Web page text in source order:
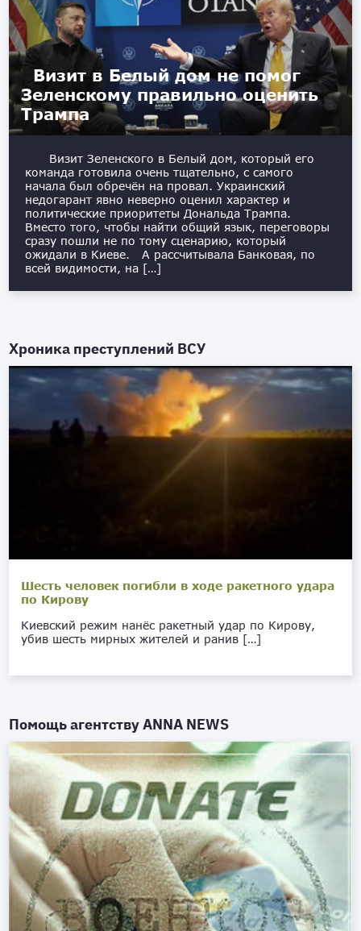
Визит в Белый дом не помог
Зеленскому правильно оценить
Трампа
Визит Зеленского в Белый дом, который его
команда готовила очень тщательно, с самого
начала был обречён на провал. Украинский
недогарант явно неверно оценил характер и
политические приоритеты Дональда Трампа.
Вместо того, чтобы найти общий язык, переговоры
сразу пошли не по тому сценарию, который
ожидали в Киеве. А рассчитывала Банковая, по
всей видимости, на […]
Хроника преступлений ВСУ
Шесть человек погибли в ходе ракетного удара
по Кирову
Киевский режим нанёс ракетный удар по Кирову,
убив шесть мирных жителей и ранив […]
Помощь агентствуANNA NEWS